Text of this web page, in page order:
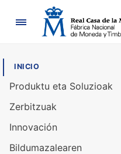
Nabigazioa
INICIO
Produktu eta Soluzioak
Zerbitzuak
Innovación
Bildumazalearen